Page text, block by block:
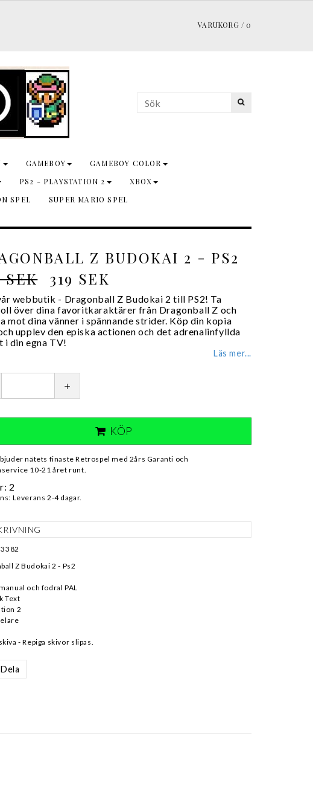
VARUKORG / 0
GAMEBOY
GAMEBOY COLOR
PS2 - PLAYSTATION 2
XBOX
SPEL
SUPER MARIO SPEL
Z BUDOKAI 2 - PS2
SEK
319 SEK
webbutik - Dragonball Z Budokai 2 till PS2! Ta
över dina favoritkaraktärer från Dragonball Z och
mot dina vänner i spännande strider. Köp din kopia
upplev den episka actionen och det adrenalinfyllda
i din egna TV!
Läs mer...
+
KÖP
nätets finaste Retrospel med 2års Garanti och
10-21 året runt.
2
Leverans 2-4 dagar.
Z Budokai 2 - Ps2
och fodral PAL
Text
2
- Repiga skivor slipas.
Dela